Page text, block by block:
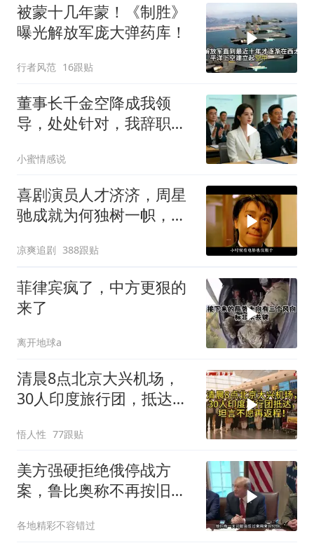
被蒙十几年蒙！《制胜》
曝光解放军庞大弹药库！
行者风范 16跟贴
董事长千金空降成我领
导，处处针对，我辞职
小蜜情感说
喜剧演员人才济济，周星
驰成就为何独树一帜，他
凉爽追剧 388跟贴
菲律宾疯了，中方更狠的
来了
离开地球a
清晨8点北京大兴机场，
30人印度旅行团，抵达，
悟人性 77跟贴
美方强硬拒绝俄停战方
案，鲁比奥称不再按旧路
各地精彩不容错过